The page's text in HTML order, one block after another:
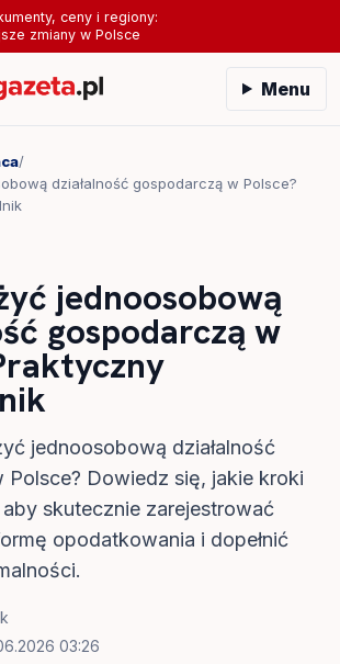
ceny i regiony:
zmiany w Polsce
Menu
/
działalność gospodarczą w Polsce?
jednoosobową
gospodarczą w
jednoosobową działalność
Polsce? Dowiedz się, jakie kroki
skutecznie zarejestrować
opodatkowania i dopełnić
03:26